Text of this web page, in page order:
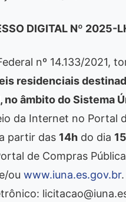
DIGITAL Nº 2025-
nº 14.133/2021,
residenciais
âmbito do Sistema
da Internet no Portal
a partir das 14h do dia
de Compras
e/ou www.iuna.es.gov.br